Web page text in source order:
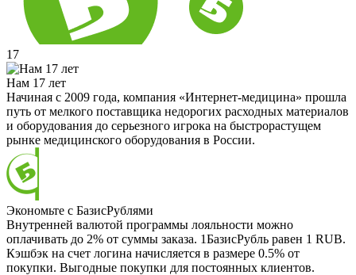
17
Нам 17 лет
Начиная с 2009 года, компания «Интернет-медицина» прошла
путь от мелкого поставщика недорогих расходных материалов
и оборудования до серьезного игрока на быстрорастущем
рынке медицинского оборудования в России.
Экономьте с БазисРублями
Внутренней валютой программы лояльности можно
оплачивать до 2% от суммы заказа. 1БазисРубль равен 1 RUB.
Кэшбэк на счет логина начисляется в размере 0.5% от
покупки. Выгодные покупки для постоянных клиентов.